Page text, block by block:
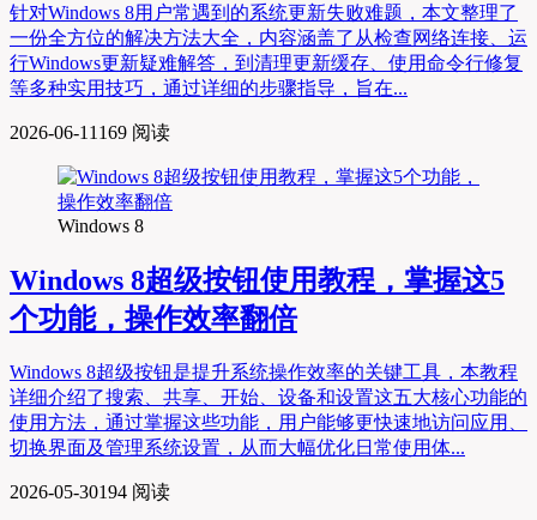
针对Windows 8用户常遇到的系统更新失败难题，本文整理了
一份全方位的解决方法大全，内容涵盖了从检查网络连接、运
行Windows更新疑难解答，到清理更新缓存、使用命令行修复
等多种实用技巧，通过详细的步骤指导，旨在...
2026-06-11 169 阅读
Windows 8
Windows 8超级按钮使用教程，掌握这5
个功能，操作效率翻倍
Windows 8超级按钮是提升系统操作效率的关键工具，本教程
详细介绍了搜索、共享、开始、设备和设置这五大核心功能的
使用方法，通过掌握这些功能，用户能够更快速地访问应用、
切换界面及管理系统设置，从而大幅优化日常使用体...
2026-05-30194 阅读